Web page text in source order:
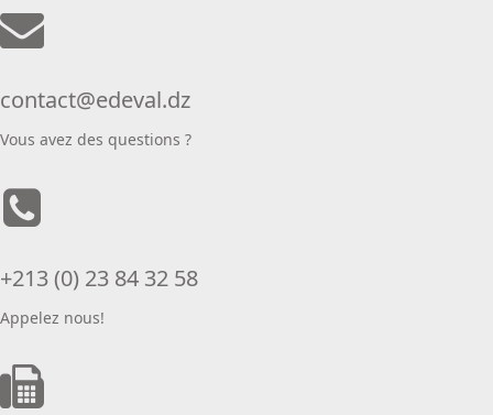
contact@edeval.dz
Vous avez des questions ?
+213 (0) 23 84 32 58
Appelez nous!